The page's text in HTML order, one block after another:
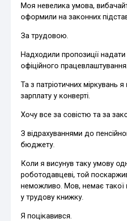
Моя невелика умова,
оформили на законних
За трудовою.
Надходили пропозиції
офіційного працевлаштування.
Та з патріотичних міркувань
зарплату у конверті.
Хочу все за совістю та за
З відрахуваннями до
бюджету.
Коли я висунув таку умову
роботодавцеві, той
неможливо. Мов, немає такої
у трудову книжку.
Я поцікавився.